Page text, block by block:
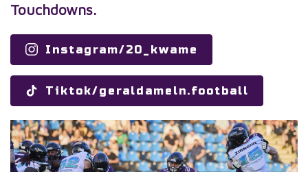
Touchdowns.
Instagram/20_kwame
Tiktok/geraldameln.football